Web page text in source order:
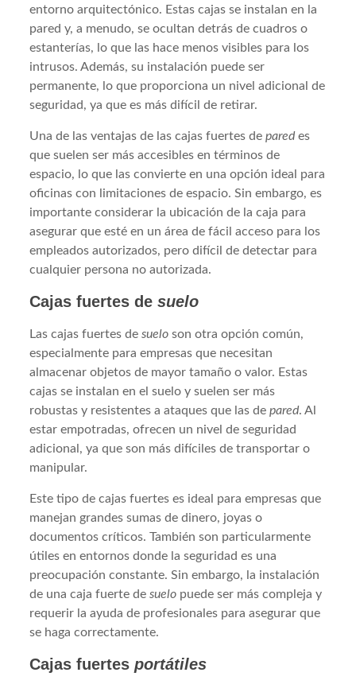
entorno arquitectónico. Estas cajas se instalan en la
pared y, a menudo, se ocultan detrás de cuadros o
estanterías, lo que las hace menos visibles para los
intrusos. Además, su instalación puede ser
permanente, lo que proporciona un nivel adicional de
seguridad, ya que es más difícil de retirar.
Una de las ventajas de las cajas fuertes deparedes
que suelen ser más accesibles en términos de
espacio, lo que las convierte en una opción ideal para
oficinas con limitaciones de espacio. Sin embargo, es
importante considerar la ubicación de la caja para
asegurar que esté en un área de fácil acceso para los
empleados autorizados, pero difícil de detectar para
cualquier persona no autorizada.
Cajas fuertes desuelo
Las cajas fuertes desuelo son otra opción común,
especialmente para empresas que necesitan
almacenar objetos de mayor tamaño o valor. Estas
cajas se instalan en el suelo y suelen ser más
robustas y resistentes a ataques que las depared. Al
estar empotradas, ofrecen un nivel de seguridad
adicional, ya que son más difíciles de transportar o
manipular.
Este tipo de cajas fuertes es ideal para empresas que
manejan grandes sumas de dinero, joyas o
documentos críticos. También son particularmente
útiles en entornos donde la seguridad es una
preocupación constante. Sin embargo, la instalación
de una caja fuerte desuelo puede ser más compleja y
requerir la ayuda de profesionales para asegurar que
se haga correctamente.
Cajas fuertesportátiles